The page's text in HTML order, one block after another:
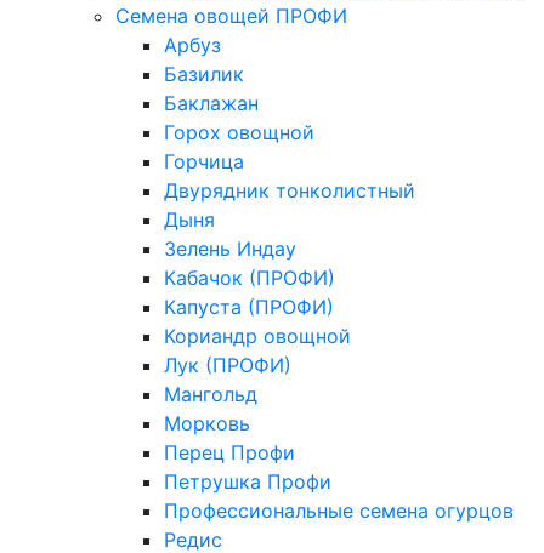
Семена овощей ПРОФИ
Арбуз
Базилик
Баклажан
Горох овощной
Горчица
Двурядник тонколистный
Дыня
Зелень Индау
Кабачок (ПРОФИ)
Капуста (ПРОФИ)
Кориандр овощной
Лук (ПРОФИ)
Мангольд
Морковь
Перец Профи
Петрушка Профи
Профессиональные семена огурцов
Редис